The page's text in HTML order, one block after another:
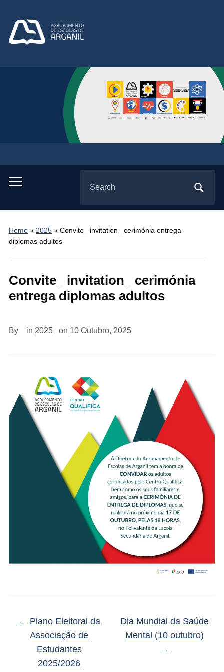
Toggle
menu
for:
Home» 2025» Convite_ invitation_ cerimónia entrega
diplomas adultos
Convite_ invitation_ cerimónia
entrega diplomas adultos
By in 2025 on 10 Outubro, 2025
← Plano Eleitoral da
Associação de
Estudantes
2025/2026
Dia Mundial da Saúde
Mental (10 outubro)
→